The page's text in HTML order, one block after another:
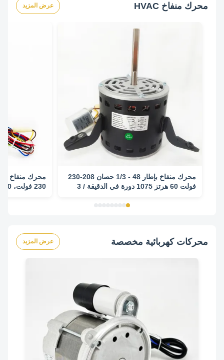
محرك منفاخ HVAC عرض المزيد
محرك منفاخ بإطار 48 - 1/3 حصان 208-230
فولت 60 هرتز 1075 دورة في الدقيقة / 3
محركات كهربائية مخصصة عرض المزيد